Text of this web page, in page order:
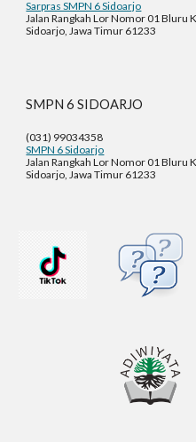
Sarpras SMPN 6 Sidoarjo
Jalan Rangkah Lor Nomor 01 Bluru
Sidoarjo, Jawa Timur 61233
SMPN 6 SIDOARJO
(031) 99034358
SMPN 6 Sidoarjo
Jalan Rangkah Lor Nomor 01 Bluru
Sidoarjo, Jawa Timur 61233